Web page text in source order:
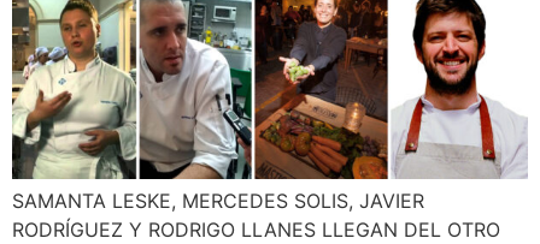
SAMANTA LESKE, MERCEDES SOLIS, JAVIER
RODRÍGUEZ Y RODRIGO LLANES LLEGAN DEL OTRO